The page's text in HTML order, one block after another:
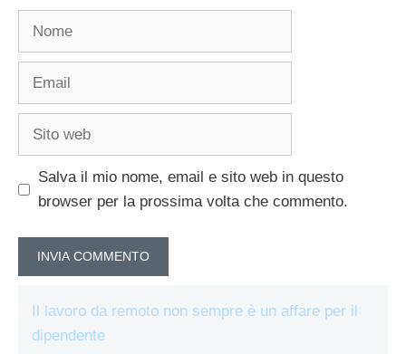
Nome
Email
Sito
Salva il mio nome, email e sito web in questo
browser per la prossima volta che commento.
Il lavoro da remoto non sempre è un affare per il
dipendente